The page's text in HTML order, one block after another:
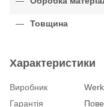
Товщина
Характеристики
Виробник
Werk
Гарантія